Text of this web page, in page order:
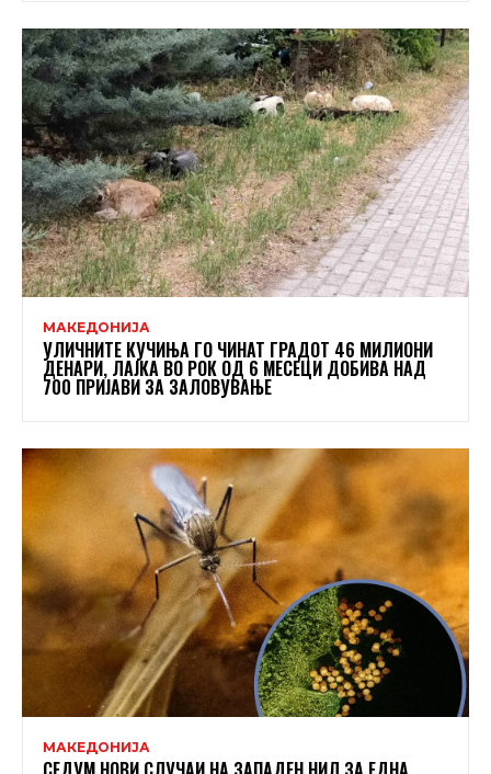
МАКЕДОНИЈА
УЛИЧНИТЕ КУЧИЊА ГО ЧИНАТ ГРАДОТ 46 МИЛИОНИ
ДЕНАРИ, ЛАЈКА ВО РОК ОД 6 МЕСЕЦИ ДОБИВА НАД
700 ПРИЈАВИ ЗА ЗАЛОВУВАЊЕ
МАКЕДОНИЈА